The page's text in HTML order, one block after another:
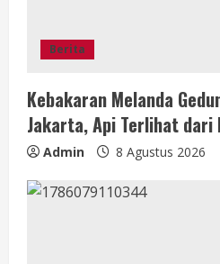
Berita
Kebakaran Melanda
Jakarta, Api Terlihat dari
Admin 8 Agustus 2026